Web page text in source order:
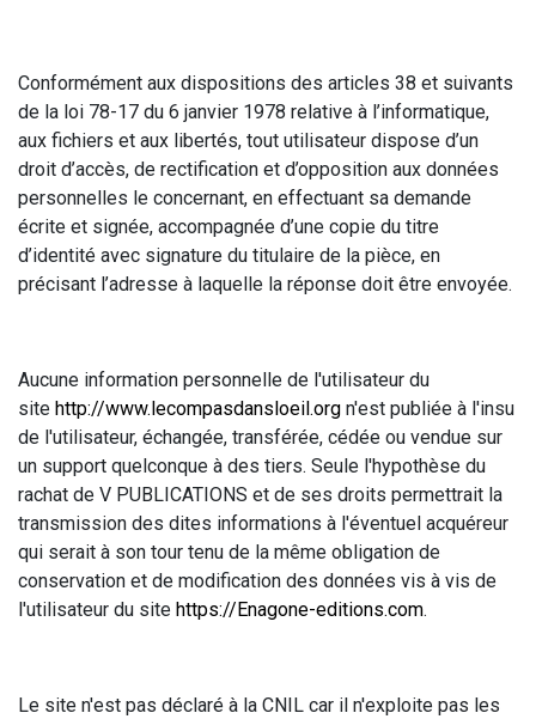
Conformément aux dispositions des articles 38 et suivants
de la loi 78-17 du 6 janvier 1978 relative à l’informatique,
aux fichiers et aux libertés, tout utilisateur dispose d’un
droit d’accès, de rectification et d’opposition aux données
personnelles le concernant, en effectuant sa demande
écrite et signée, accompagnée d’une copie du titre
d’identité avec signature du titulaire de la pièce, en
précisant l’adresse à laquelle la réponse doit être envoyée.
Aucune information personnelle de l'utilisateur du
site http://www.lecompasdansloeil.org n'est publiée à l'insu
de l'utilisateur, échangée, transférée, cédée ou vendue sur
un support quelconque à des tiers. Seule l'hypothèse du
rachat de V PUBLICATIONS et de ses droits permettrait la
transmission des dites informations à l'éventuel acquéreur
qui serait à son tour tenu de la même obligation de
conservation et de modification des données vis à vis de
l'utilisateur du site https://Enagone-editions.com.
Le site n'est pas déclaré à la CNIL car il n'exploite pas les